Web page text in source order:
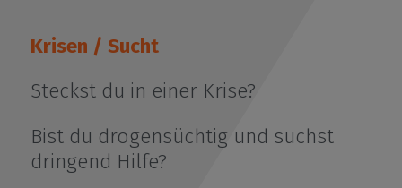
- Mehr Lehrkräfte für den
melden!
Krisen / Sucht
Steckst du in einer Krise?
Bist du drogensüchtig und suchst
dringend Hilfe?